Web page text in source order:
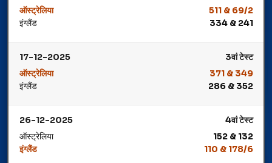
ऑस्ट्रेलिया
511 & 69/2
इंग्लैंड
334 & 241
Winner: ऑस्ट्रेलिया
17-12-2025
3वां टेस्ट
ऑस्ट्रेलिया
371 & 349
इंग्लैंड
286 & 352
Winner: ऑस्ट्रेलिया
26-12-2025
4वां टेस्ट
ऑस्ट्रेलिया
152 & 132
इंग्लैंड
110 & 178/6